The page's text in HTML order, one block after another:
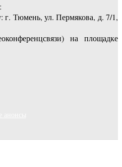
г. Тюмень, ул. Пермякова, д. 7/1,
на площадке